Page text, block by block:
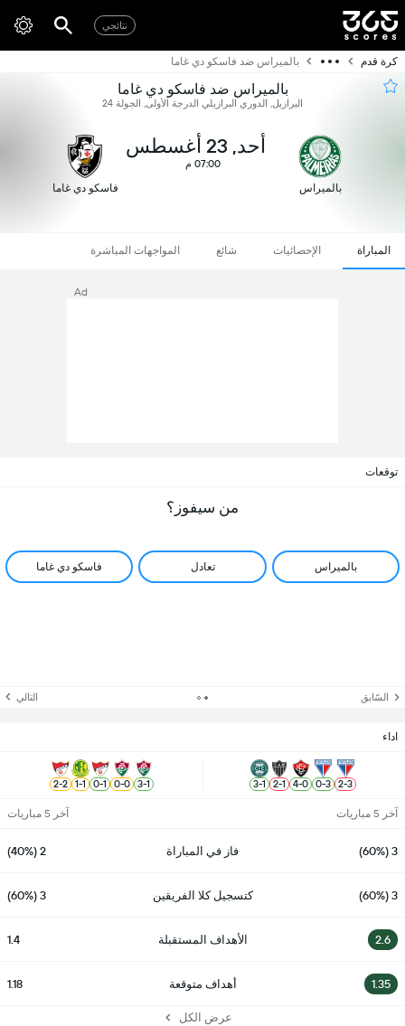
نتائجي
كرة قدم بالميراس ضد فاسكو دي غاما
بالميراس ضد فاسكو دي غاما
البرازيل, الدوري البرازيلي الدرجة الأولى, الجولة 24
بالميراس
أحد, 23 أغسطس
07:00 م
فاسكو دي غاما
المباراة الإحصائيات شائع المواجهات المباشرة
Ad
توقعات
من سيفوز؟
بالميراس تعادل فاسكو دي غاما
السّابق التالي
اداء
3
-
2
3
-
0
0
-
4
1
-
2
1
-
3
1
-
3
0
-
0
1
-
0
1
-
1
2
-
2
آخر 5 مباريات آخر 5 مباريات
3 (60%) فاز في المباراة 2 (40%)
3 (60%) كتسجيل كلا الفريقين 3 (60%)
2.6 الأهداف المستقبلة 1.4
1.35 أهداف متوقعة 1.18
عرض الكل